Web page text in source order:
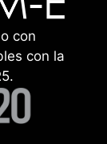
con
con la